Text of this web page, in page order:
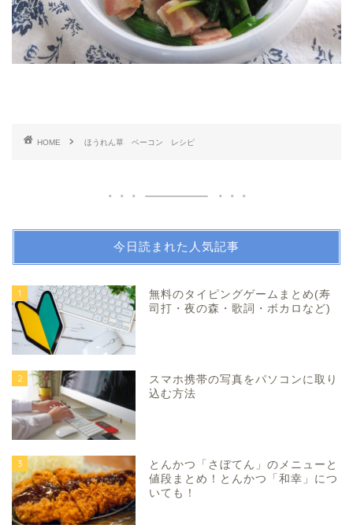
HOME ほうれん草 ベーコン レシピ
今日読まれた人気記事
1
無料のタイピングゲームまとめ(寿
司打・夜の森・歌詞・ボカロなど)
2
スマホ携帯の写真をパソコンに取り
込む方法
3
とんかつ「さぼてん」のメニューと
値段まとめ！とんかつ「和幸」につ
いても！